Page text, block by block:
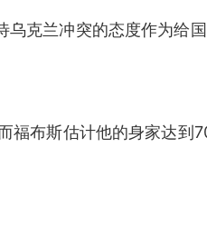
克兰冲突的态度作为给
福布斯估计他的身家达到